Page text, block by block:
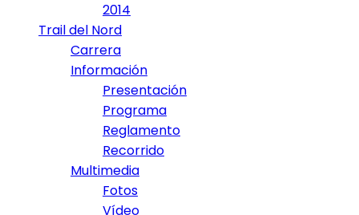
2014
Trail del Nord
Carrera
Información
Presentación
Programa
Reglamento
Recorrido
Multimedia
Fotos
Vídeo